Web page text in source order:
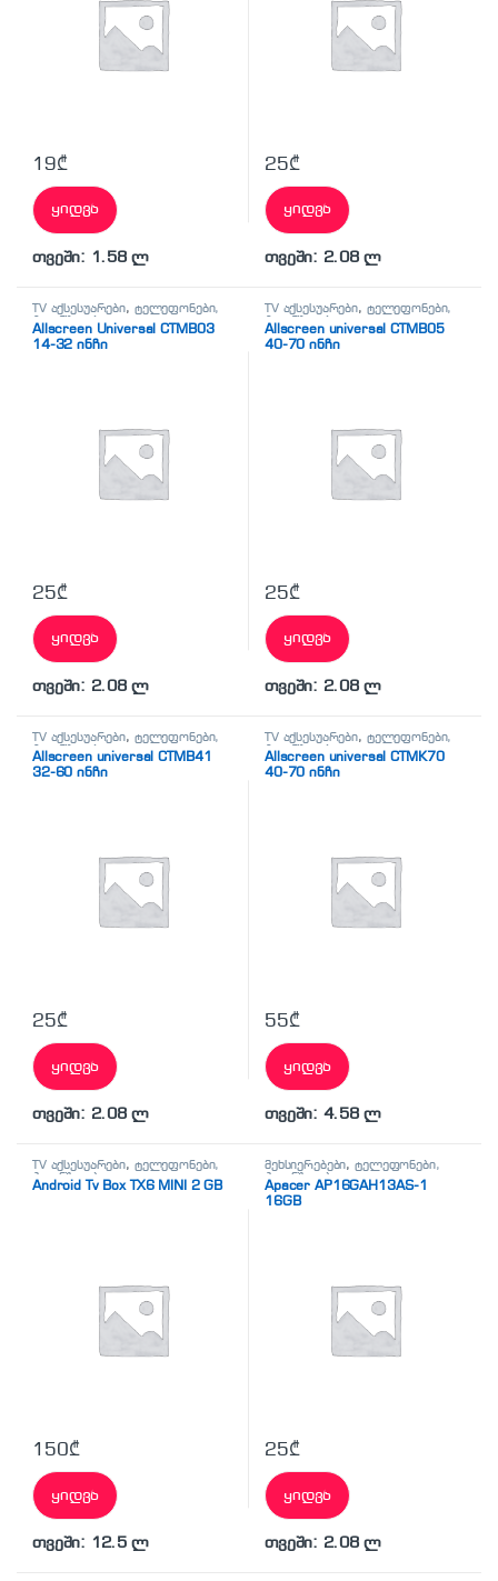
19₾
ყიდვა
თვეში: 1.58 ლ
25₾
ყიდვა
თვეში: 2.08 ლ
TV აქსესუარები, ტელეფონები,
პლანშეტები,
აქსესუარები,ტელევიზორი
Allscreen Universal CTMB03
14-32 ინჩი
25₾
ყიდვა
თვეში: 2.08 ლ
TV აქსესუარები, ტელეფონები,
პლანშეტები,
აქსესუარები,ტელევიზორი
Allscreen universal CTMB05
40-70 ინჩი
25₾
ყიდვა
თვეში: 2.08 ლ
TV აქსესუარები, ტელეფონები,
პლანშეტები,
აქსესუარები,ტელევიზორი
Allscreen universal CTMB41
32-60 ინჩი
25₾
ყიდვა
თვეში: 2.08 ლ
TV აქსესუარები, ტელეფონები,
პლანშეტები,
აქსესუარები,ტელევიზორი
Allscreen universal CTMK70
40-70 ინჩი
55₾
ყიდვა
თვეში: 4.58 ლ
TV აქსესუარები, ტელეფონები,
პლანშეტები,
აქსესუარები,ტელევიზორი
Android Tv Box TX6 MINI 2 GB
150₾
ყიდვა
თვეში: 12.5 ლ
მეხსიერებები,ტელეფონები,
პლანშეტები,
აქსესუარები,ტელევიზორი
Apacer AP16GAH13AS-1
16GB
25₾
ყიდვა
თვეში: 2.08 ლ